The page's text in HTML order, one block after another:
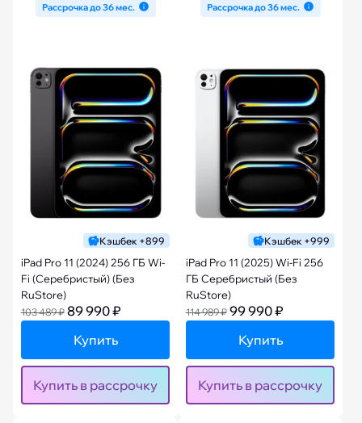
Рассрочка до 36 мес.
Кэшбек +899
iPad Pro 11 (2024) 256 ГБ Wi-
Fi (Серебристый) (Без
RuStore)
103 489 ₽ 89 990 ₽
Купить
Купить в рассрочку
Рассрочка до 36 мес.
Кэшбек +999
iPad Pro 11 (2025) Wi-Fi 256
ГБ Серебристый (Без
RuStore)
114 989 ₽ 99 990 ₽
Купить
Купить в рассрочку